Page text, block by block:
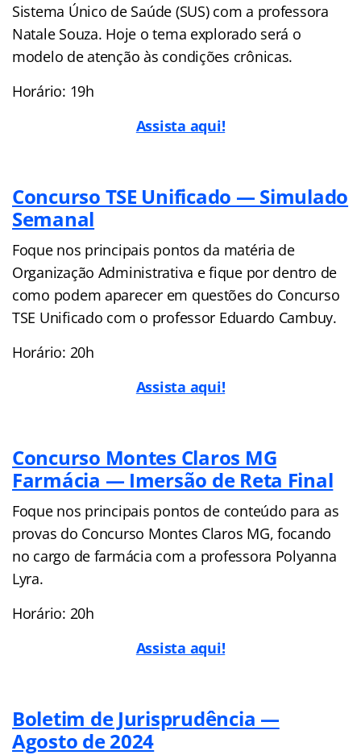
Sistema Único de Saúde (SUS) com a professora
Natale Souza. Hoje o tema explorado será o
modelo de atenção às condições crônicas.
Horário: 19h
Assista aqui!
Concurso TSE Unificado — Simulado
Semanal
Foque nos principais pontos da matéria de
Organização Administrativa e fique por dentro de
como podem aparecer em questões do Concurso
TSE Unificado com o professor Eduardo Cambuy.
Horário: 20h
Assista aqui!
Concurso Montes Claros MG
Farmácia — Imersão de Reta Final
Foque nos principais pontos de conteúdo para as
provas do Concurso Montes Claros MG, focando
no cargo de farmácia com a professora Polyanna
Lyra.
Horário: 20h
Assista aqui!
Boletim de Jurisprudência —
Agosto de 2024